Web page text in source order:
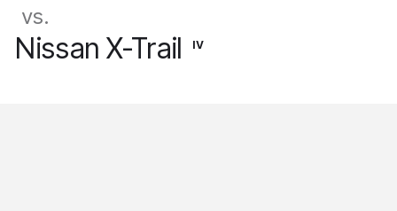
vs.
Nissan X-Trail IV